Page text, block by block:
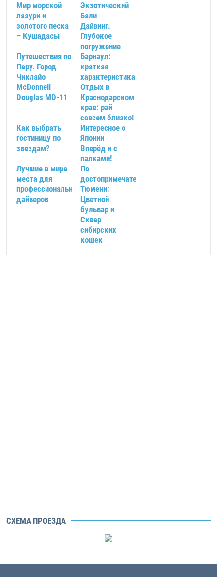
Мир морской
лазури и
золотого песка
– Кушадасы
Экзотический
Бали
Дайвинг.
Глубокое
погружение
Путешествия по
Перу. Город
Чиклайо
Барнаул:
краткая
характеристика
McDonnell
Douglas MD-11
Отдых в
Краснодарском
крае: рай
совсем близко!
Как выбрать
гостиницу по
звездам?
Интересное о
Японии
Вперёд и с
палками!
Лучшие в мире
места для
профессиональных
дайверов
По
достопримечательностям
Тюмени:
Цветной
бульвар и
Сквер
сибирских
кошек
СХЕМА ПРОЕЗДА